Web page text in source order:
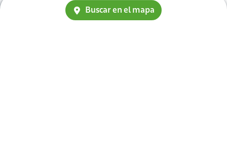
Buscar en el mapa